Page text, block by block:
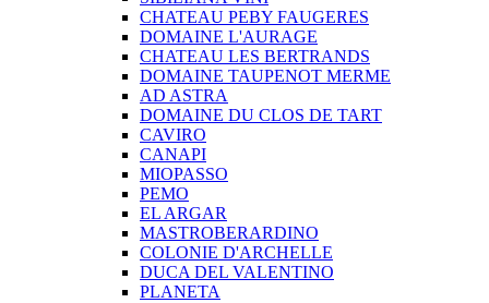
CHATEAU PEBY FAUGERES
DOMAINE L'AURAGE
CHATEAU LES BERTRANDS
DOMAINE TAUPENOT MERME
AD ASTRA
DOMAINE DU CLOS DE TART
CAVIRO
CANAPI
MIOPASSO
PEMO
EL ARGAR
MASTROBERARDINO
COLONIE D'ARCHELLE
DUCA DEL VALENTINO
PLANETA